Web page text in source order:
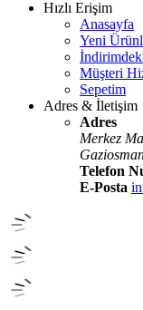
Hızlı Erişim
Anasayfa
Yeni
Müşteri
Sepetim
Adres & İletişim
Adres
Merkez
Telefon
E-Posta